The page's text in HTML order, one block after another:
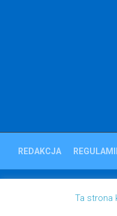
REDAKCJA
Ziemia Strzelecka © 2023
Ta strona